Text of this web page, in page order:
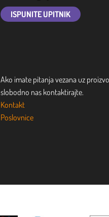
ISPUNITE UPITNIK
Ako imate pitanja vezana uz
slobodno nas kontaktirajte.
Kontakt
Poslovnice